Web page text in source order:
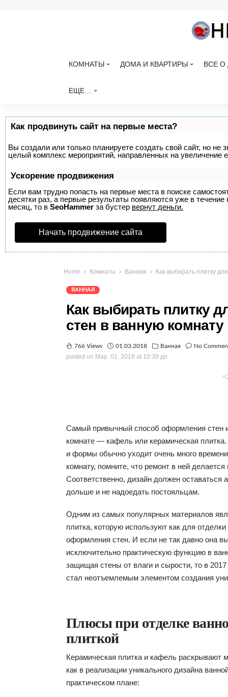
КОМНАТЫ ДОМА И КВАРТИРЫ ВСЕ О
ЕЩЕ…
Как продвинуть сайт на первые места?
Вы создали или только планируете создать свой сайт, но не
целый комплекс мероприятий, направленных на увеличение
Ускорение продвижения
Если вам трудно попасть на первые места в поиске
десятки раз, а первые результаты появляются уже в
месяц, то в SeoHammer за бустер вернут деньги.
Начать продвижение сайта
Home Комнаты Ванная Как выбирать плитку
ВАННАЯ
Как выбирать плитку
стен в ванную комнату
766 Views 01.03.2018 Ванная No
posted on Мар. 01, 2018 at 10:39 дп
Самый привычный способ оформления стен
комнате — кафель или керамическая
и формы обычно уходит очень много
комнату, помните, что ремонт в ней делается
Соответственно, дизайн должен оставаться
дольше и не надоедать постояльцам.
Одним из самых популярных материалов
плитка, которую используют как для
оформления стен. И если не так давно она
исключительно практическую функцию в
защищая стены от влаги и сырости, то в 2017
стал неотъемлемым элементом создания
Плюсы при отделке
плиткой
Керамическая плитка и кафель раскрывают
как в реализации уникального дизайна
практическом плане: